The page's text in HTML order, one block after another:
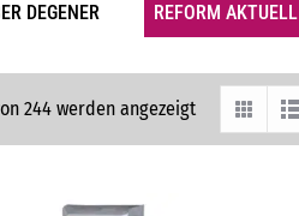
DEGENER REFORM AKTUELL
244 werden angezeigt